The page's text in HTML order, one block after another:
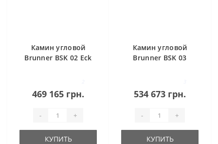
Камин угловой
Brunner BSK 02 Eck
469 165 грн.
- +
КУПИТЬ
Камин угловой
Brunner BSK 03
534 673 грн.
- +
КУПИТЬ